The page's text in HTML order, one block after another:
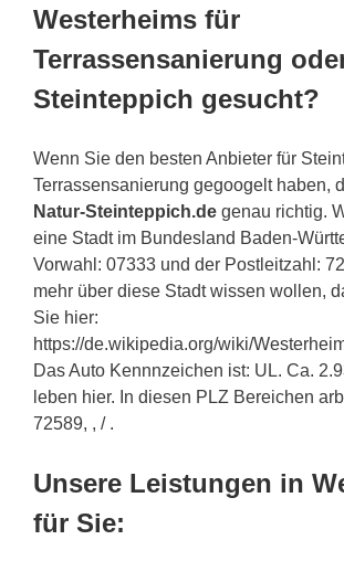
Westerheims für
Terrassensanierung
Steinteppich gesucht?
Wenn Sie den besten Anbieter für
Terrassensanierung gegoogelt haben,
Natur-Steinteppich.de genau richtig.
eine Stadt im Bundesland Baden-
Vorwahl: 07333 und der Postleitzahl:
mehr über diese Stadt wissen wollen,
Sie hier:
https://de.wikipedia.org/wiki/
Das Auto Kennnzeichen ist: UL. Ca.
leben hier. In diesen PLZ Bereichen
72589, , / .
Unsere Leistungen in
für Sie: